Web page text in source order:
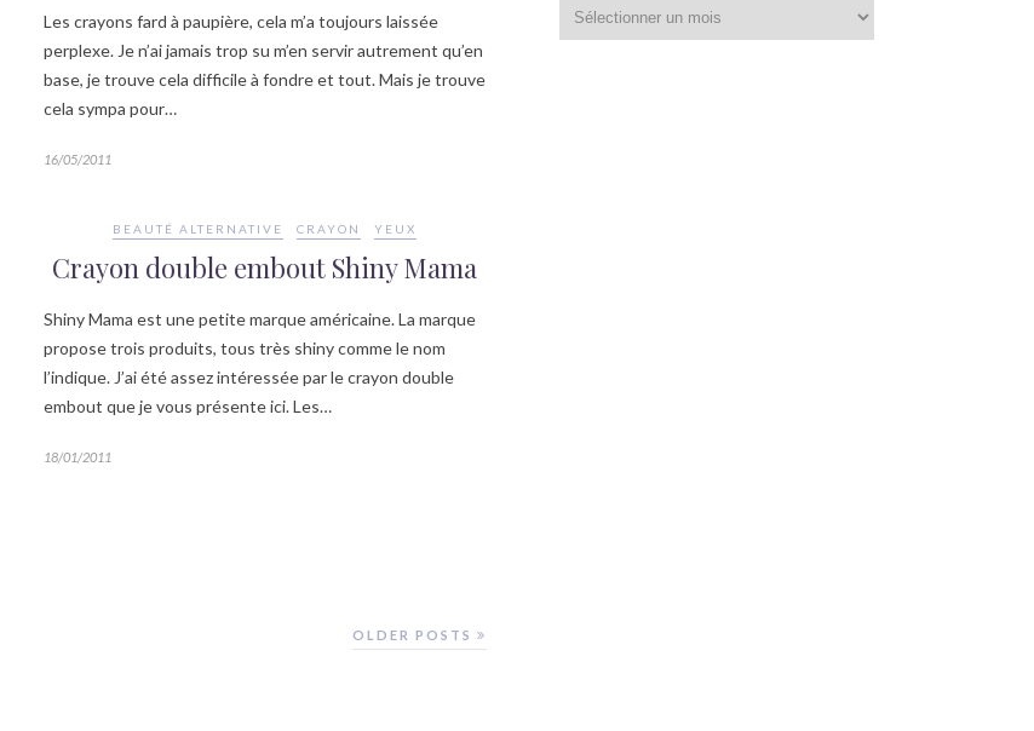
Les crayons fard à paupière, cela m’a toujours laissée
perplexe. Je n’ai jamais trop su m’en servir autrement qu’en
base, je trouve cela difficile à fondre et tout. Mais je trouve
cela sympa pour…
16/05/2011
BEAUTÉ ALTERNATIVE CRAYON YEUX
Crayon double embout Shiny Mama
Shiny Mama est une petite marque américaine. La marque
propose trois produits, tous très shiny comme le nom
l’indique. J’ai été assez intéressée par le crayon double
embout que je vous présente ici. Les…
18/01/2011
OLDER POSTS
dans
les